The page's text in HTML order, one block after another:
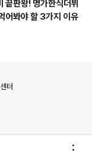
끝판왕! 명가한식더뷔
어봐야 할 3가지 이유
터